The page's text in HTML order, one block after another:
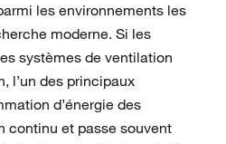
les environnements les
moderne. Si les
systèmes de ventilation
l’un des principaux
d’énergie des
continu et passe souvent